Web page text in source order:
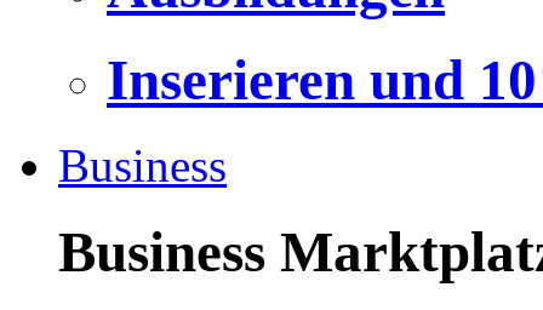
Inserieren und
Business
Business